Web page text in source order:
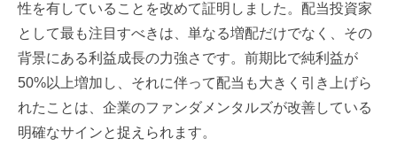
性を有していることを改めて証明しました。配当投資家
として最も注目すべきは、単なる増配だけでなく、その
背景にある利益成長の力強さです。前期比で純利益が
50%以上増加し、それに伴って配当も大きく引き上げら
れたことは、企業のファンダメンタルズが改善している
明確なサインと捉えられます。